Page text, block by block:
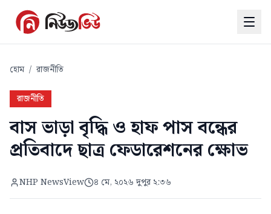
হোম / রাজনীতি
রাজনীতি
বাস ভাড়া বৃদ্ধি ও হাফ পাস বন্ধের
প্রতিবাদে ছাত্র ফেডারেশনের ক্ষোভ
NHP NewsView ৪ মে, ২০২৬ দুপুর ২:৩৬